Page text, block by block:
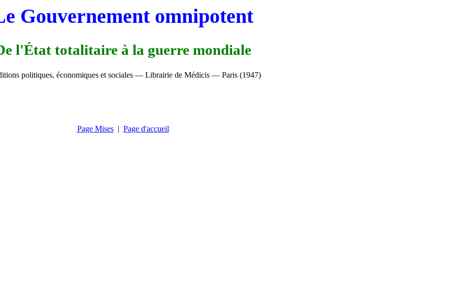
Gouvernement omnipotent
l'État totalitaire à la guerre mondiale
politiques, économiques et sociales — Librairie de Médicis — Paris (1947)
Page Mises| Page d'accueil